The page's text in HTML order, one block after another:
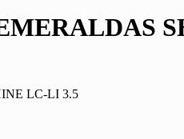
LC-LI 3.5